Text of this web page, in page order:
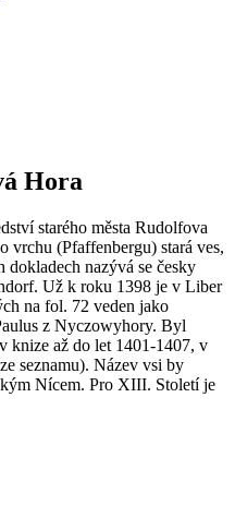
Hora
starého města Rudolfova
vrchu (Pfaffenbergu) stará ves,
nazývá se česky
Už k roku 1398 je v Liber
na fol. 72 veden jako
z Nyczowyhory. Byl
knize až do let 1401-1407, v
seznamu). Název vsi by
Nícem. Pro XIII. Století je